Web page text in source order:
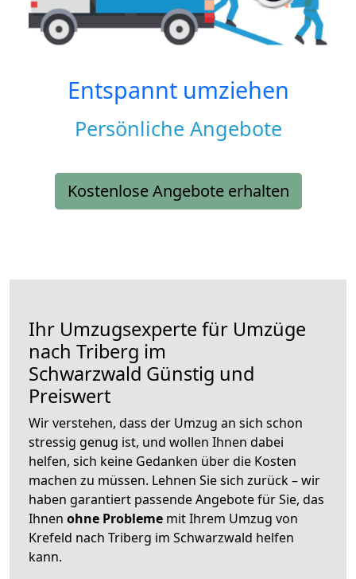
Entspannt umziehen
Persönliche Angebote
Kostenlose Angebote erhalten
Ihr Umzugsexperte für Umzüge
nach Triberg im
Schwarzwald Günstig und
Preiswert
Wir verstehen, dass der Umzug an sich schon
stressig genug ist, und wollen Ihnen dabei
helfen, sich keine Gedanken über die Kosten
machen zu müssen. Lehnen Sie sich zurück – wir
haben garantiert passende Angebote für Sie, das
Ihnen ohne Probleme mit Ihrem Umzug von
Krefeld nach Triberg im Schwarzwald helfen
kann.